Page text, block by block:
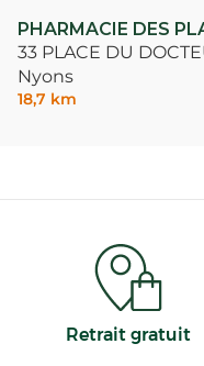
PHARMACIE DES
33 PLACE DU
Nyons
18,7 km
Retrait gratuit